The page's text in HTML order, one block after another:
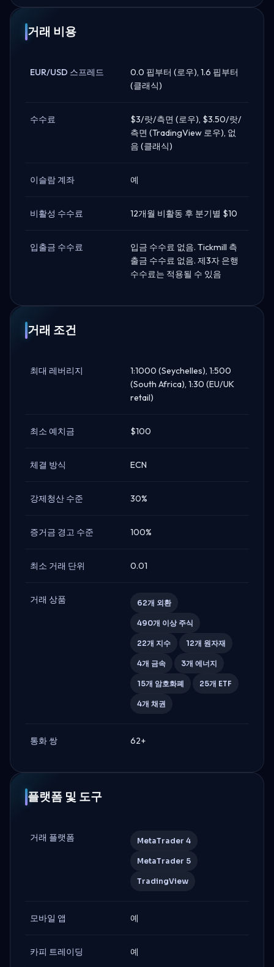
거래 비용
EUR/USD 스프레드
0.0 핍부터 (로우), 1.6 핍부터
(클래식)
수수료
$3/랏/측면 (로우), $3.50/랏/
측면 (TradingView 로우), 없
음 (클래식)
이슬람 계좌 예
비활성 수수료 12개월 비활동 후 분기별 $10
입출금 수수료
입금 수수료 없음. Tickmill 측
출금 수수료 없음. 제3자 은행
수수료는 적용될 수 있음
거래 조건
최대 레버리지
1:1000 (Seychelles), 1:500
(South Africa), 1:30 (EU/UK
retail)
최소 예치금 $100
체결 방식 ECN
강제청산 수준 30%
증거금 경고 수준 100%
최소 거래 단위 0.01
거래 상품 62개 외환
490개 이상 주식
22개 지수 12개 원자재
4개 금속 3개 에너지
15개 암호화폐 25개 ETF
4개 채권
통화 쌍 62+
플랫폼 및 도구
거래 플랫폼 MetaTrader 4
MetaTrader 5
TradingView
모바일 앱 예
카피 트레이딩 예